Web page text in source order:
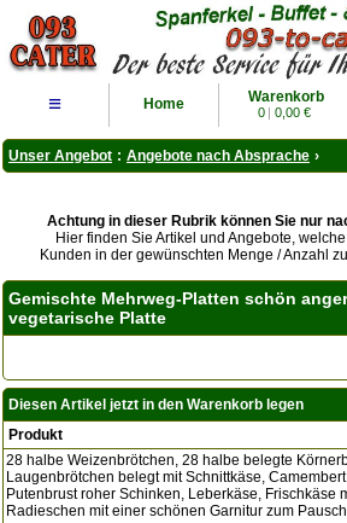
≡ Home Warenkorb
0 | 0,00 €
Unser Angebot : Angebote nach Absprache ›
Achtung in dieser Rubrik können Sie nur
Hier finden Sie Artikel und Angebote,
Kunden in der gewünschten Menge / Anzahl
Gemischte Mehrweg-Platten schön
vegetarische Platte
Diesen Artikel jetzt in den Warenkorb legen
Produkt
28 halbe Weizenbrötchen, 28 halbe belegte
Laugenbrötchen belegt mit Schnittkäse,
Putenbrust roher Schinken, Leberkäse, Frischkäse
Radieschen mit einer schönen Garnitur zum